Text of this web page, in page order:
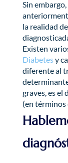
Sin
la realidad
Existen
Diabetesy
diferente al
graves, es el
(en términos